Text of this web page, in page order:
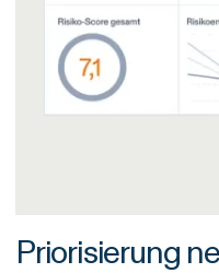
Priorisierung